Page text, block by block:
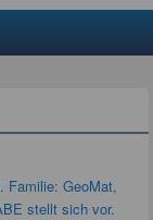
Familie: GeoMat,
stellt sich vor.